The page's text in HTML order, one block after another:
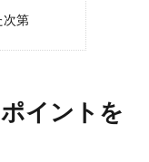
有名なジャイアン
イクで有名なジャイア
次第
イントを